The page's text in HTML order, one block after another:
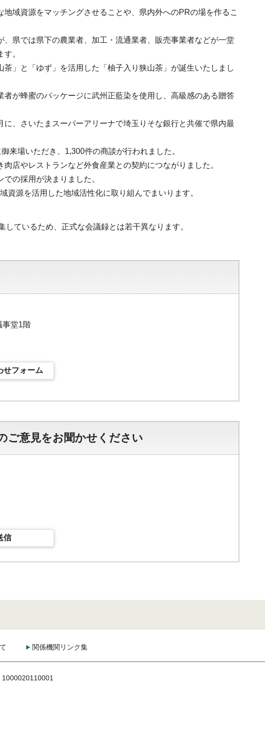
域資源をマッチングさせることや、県内外へのPRの場を作るこ
県では県下の農業者、加工・流通業者、販売事業者などが一堂
。
」と「ゆず」を活用した「柚子入り狭山茶」が誕生いたしまし
が蜂蜜のパッケージに武州正藍染を使用し、高級感のある贈答
、さいたまスーパーアリーナで埼玉りそな銀行と共催で県内最
来場いただき、1,300件の商談が行われました。
店やレストランなど外食産業との契約につながりました。
の採用が決まりました。
源を活用した地域活性化に取り組んでまいります。
ているため、正式な会議録とは若干異なります。
事堂1階
せフォーム
ご意見をお聞かせください
信
関係機関リンク集